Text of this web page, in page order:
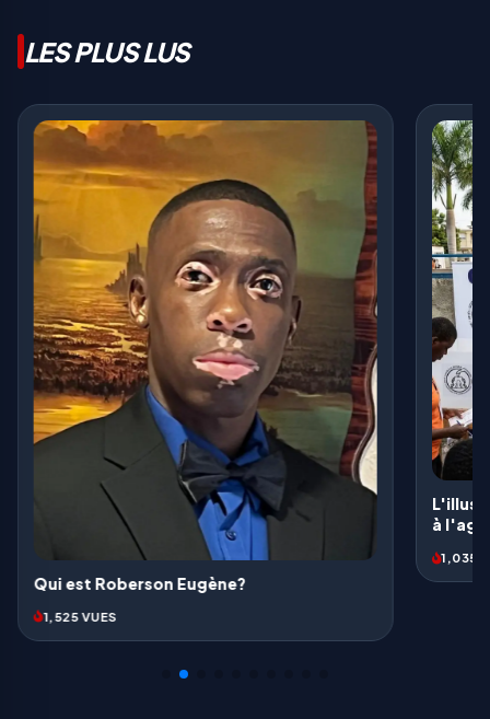
LES PLUS LUS
L'illusion électorale: Une provocation face
à l'agonie d'un peuple
1,035 VUES
haïtien
991